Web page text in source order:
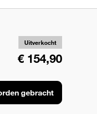
Uitverkocht
€ 154,90
gebracht